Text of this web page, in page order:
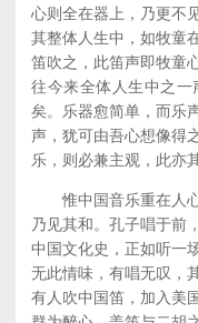
心则全在器上，乃更不
其整体人生中，如牧童
笛吹之，此笛声即牧童
往今来全体人生中之
矣。乐器愈简单，而乐
声，犹可由吾心想像得
乐，则必兼主观，此亦
惟中国音乐重在人心
乃见其和。孔子唱于前
中国文化史，正如听一
无此情味，有唱无叹，
有人吹中国笛，加入美